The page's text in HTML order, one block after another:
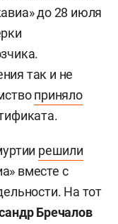
до 28 июля
так и не
приняло
решили
вместе с
На тот
Бречалов